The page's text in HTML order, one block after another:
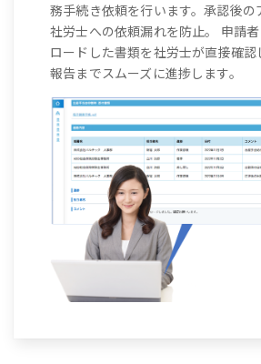
務手続き依頼を行います。承認後の
社労士への依頼漏れを防止。 申請
ロードした書類を社労士が直接確認
報告までスムーズに進捗します。